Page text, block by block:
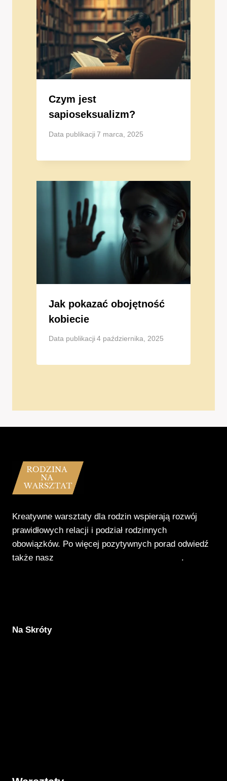
Czym jest
sapioseksualizm?
Data publikacji 7 marca, 2025
Jak pokazać obojętność
kobiecie
Data publikacji 4 października, 2025
Kreatywne warsztaty dla rodzin wspierają rozwój
prawidłowych relacji i podział rodzinnych
obowiązków. Po więcej pozytywnych porad odwiedź
także nasz
.
Na Skróty